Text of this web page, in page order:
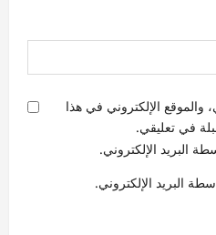
الإلكتروني في هذا
في تعليقي.
البريد الإلكتروني.
البريد الإلكتروني.